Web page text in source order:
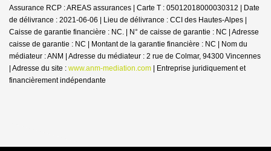
Assurance RCP : AREAS assurances | Carte T : 05012018000030312 | Date
de délivrance : 2021-06-06 | Lieu de délivrance : CCI des Hautes-Alpes |
Caisse de garantie financière : NC. | N° de caisse de garantie : NC | Adresse
caisse de garantie : NC | Montant de la garantie financière : NC | Nom du
médiateur : ANM | Adresse du médiateur : 2 rue de Colmar, 94300 Vincennes
| Adresse du site : www.anm-mediation.com | Entreprise juridiquement et
financièrement indépendante